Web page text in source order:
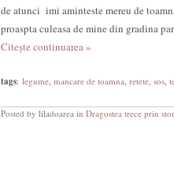
de atunci imi aminteste mereu de
proaspta culeasa de mine din gradina
Citește continuarea »
tags: legume, mancare de toamna, retete, sos,
Posted by liladoarea in Dragostea trece prin